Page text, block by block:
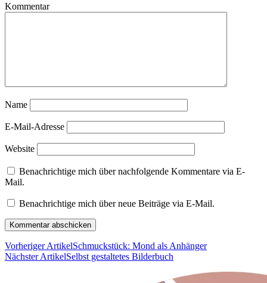
Kommentar
Name
E-Mail-Adresse
Website
Benachrichtige mich über nachfolgende Kommentare via E-
Mail.
Benachrichtige mich über neue Beiträge via E-Mail.
Vorheriger ArtikelSchmuckstück: Mond als Anhänger
Nächster ArtikelSelbst gestaltetes Bilderbuch